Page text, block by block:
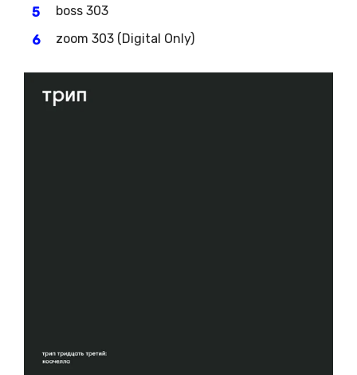
boss 303
zoom 303 (Digital Only)